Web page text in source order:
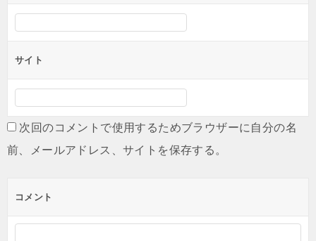
サイト
次回のコメントで使用するためブラウザーに自分の名
前、メールアドレス、サイトを保存する。
コメント